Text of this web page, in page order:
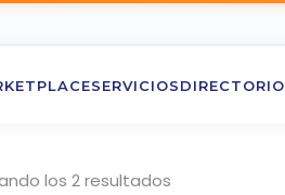
SERVICIOSDIRECTORIO
los 2 resultados